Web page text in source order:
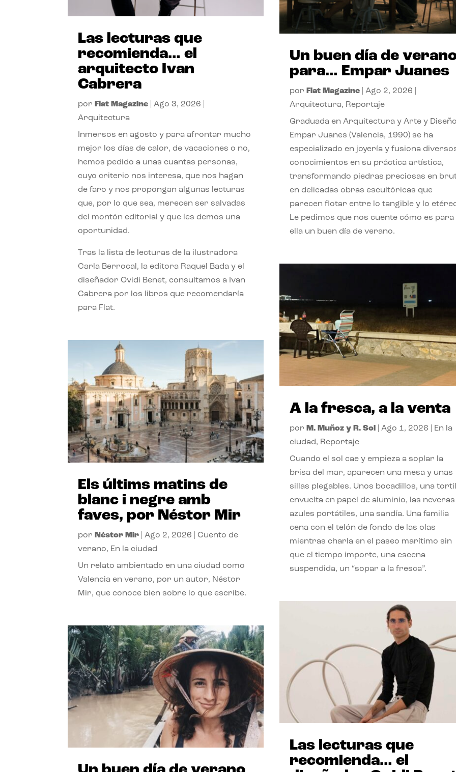
Las lecturas que
recomienda… el
arquitecto Ivan
Cabrera
por Flat Magazine |Ago 3, 2026
Arquitectura
Inmersos en agosto y para afrontar mucho
mejor los días de calor, de vacaciones o no,
hemos pedido a unas cuantas personas,
cuyo criterio nos interesa, que nos hagan
de faro y nos propongan algunas lecturas
que, por lo que sea, merecen ser salvadas
del montón editorial y que les demos una
oportunidad.
Tras la lista de lecturas de la ilustradora
Carla Berrocal, la editora Raquel Bada y el
diseñador Ovidi Benet, consultamos a Ivan
Cabrera por los libros que recomendaría
para Flat.
Els últims matins de
blanc i negre amb
faves, por Néstor Mir
por Néstor Mir |Ago 2, 2026 |Cuento de
verano, En la ciudad
Un relato ambientado en una ciudad como
Valencia en verano, por un autor, Néstor
Mir, que conoce bien sobre lo que escribe.
Un buen día de
para… Empar Juanes
por Flat Magazine| Ago 2, 2026
Arquitectura, Reportaje
Graduada en Arquitectura y Arte y
Empar Juanes (Valencia, 1990) se ha
especializado en joyería y fusiona
conocimientos en su práctica artística,
transformando piedras preciosas en
en delicadas obras escultóricas que
parecen flotar entre lo tangible y lo
Le pedimos que nos cuente cómo es para
ella un buen día de verano.
A la fresca, a la venta
por M. Muñoz y R. Sol Ago 1, 2026
En la
ciudad, Reportaje
Cuando el sol cae y empieza a soplar la
brisa del mar, aparecen una mesa y unas
sillas plegables. Unos bocadillos, una
envuelta en papel de aluminio, las neveras
azules portátiles, una sandía. Una familia
cena con el telón de fondo de las olas
mientras charla en el paseo marítimo sin
que el tiempo importe, una escena
suspendida, un “sopar a la fresca”.
Las lecturas que
recomienda… el